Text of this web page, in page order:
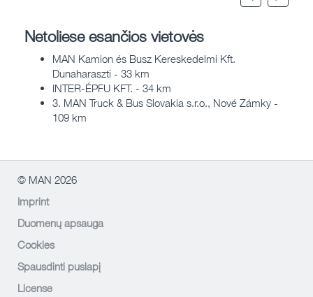
Netoliese esančios vietovės
MAN Kamion és Busz Kereskedelmi Kft.
Dunaharaszti - 33 km
INTER-ÉPFU KFT. - 34 km
3. MAN Truck & Bus Slovakia s.r.o., Nové Zámky -
109 km
© MAN 2026
Imprint
Duomenų apsauga
Cookies
Spausdinti puslapį
License